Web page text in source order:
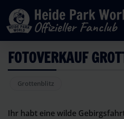
FOTOVERKAUF
Grottenblitz
Ihr habt eine wilde